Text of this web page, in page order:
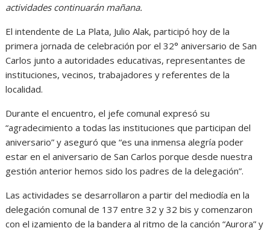
actividades continuarán mañana.
El intendente de La Plata, Julio Alak, participó hoy de la
primera jornada de celebración por el 32° aniversario de San
Carlos junto a autoridades educativas, representantes de
instituciones, vecinos, trabajadores y referentes de la
localidad.
Durante el encuentro, el jefe comunal expresó su
“agradecimiento a todas las instituciones que participan del
aniversario” y aseguró que “es una inmensa alegría poder
estar en el aniversario de San Carlos porque desde nuestra
gestión anterior hemos sido los padres de la delegación”.
Las actividades se desarrollaron a partir del mediodía en la
delegación comunal de 137 entre 32 y 32 bis y comenzaron
con el izamiento de la bandera al ritmo de la canción “Aurora” y